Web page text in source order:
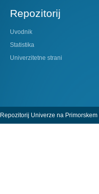
Repozitorij
Uvodnik
Statistika
Univerzitetne strani
Repozitorij Univerze na Primorskem |